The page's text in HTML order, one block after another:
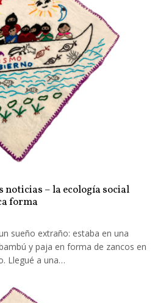
noticias – la ecología social
forma
sueño extraño: estaba en una
y paja en forma de zancos en
Llegué a una…